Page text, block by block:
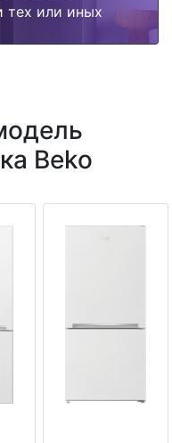
тех или иных
Beko